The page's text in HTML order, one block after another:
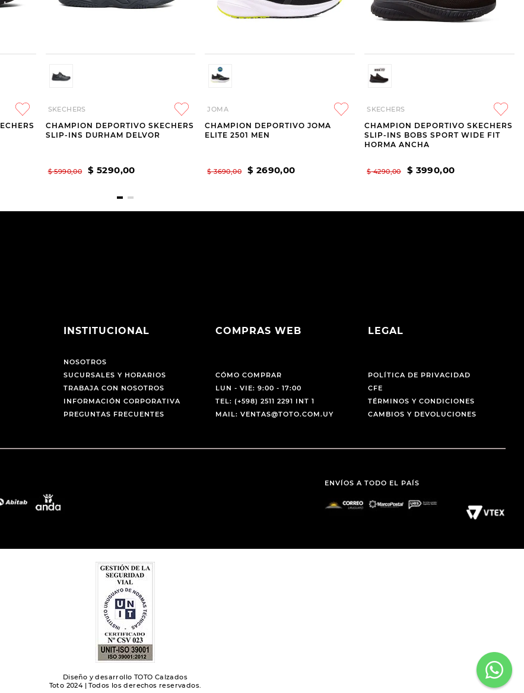
SKECHERS
CHAMPION DEPORTIVO SKECHERS
SLIP-INS DURHAM DELVOR
$ 5990,00 $ 5290,00
JOMA
CHAMPION DEPORTIVO JOMA
ELITE 2501 MEN
$ 3690,00 $ 2690,00
SKECHERS
CHAMPION DEPORTIVO SKECHERS
SLIP-INS BOBS SPORT WIDE FIT
HORMA ANCHA
$ 4290,00 $ 3990,00
INSTITUCIONAL
NOSOTROS
SUCURSALES Y HORARIOS
TRABAJA CON NOSOTROS
INFORMACIÓN CORPORATIVA
PREGUNTAS FRECUENTES
COMPRAS WEB
CÓMO COMPRAR
LUN - VIE: 9:00 - 17:00
TEL: (+598) 2511 2291 INT 1
MAIL: VENTAS@TOTO.COM.UY
LEGAL
POLÍTICA DE PRIVACIDAD
CFE
TÉRMINOS Y CONDICIONES
CAMBIOS Y DEVOLUCIONES
ENVÍOS A TODO EL PAÍS
Diseño y desarrollo TOTO Calzados
Toto 2024 | Todos los derechos reservados.